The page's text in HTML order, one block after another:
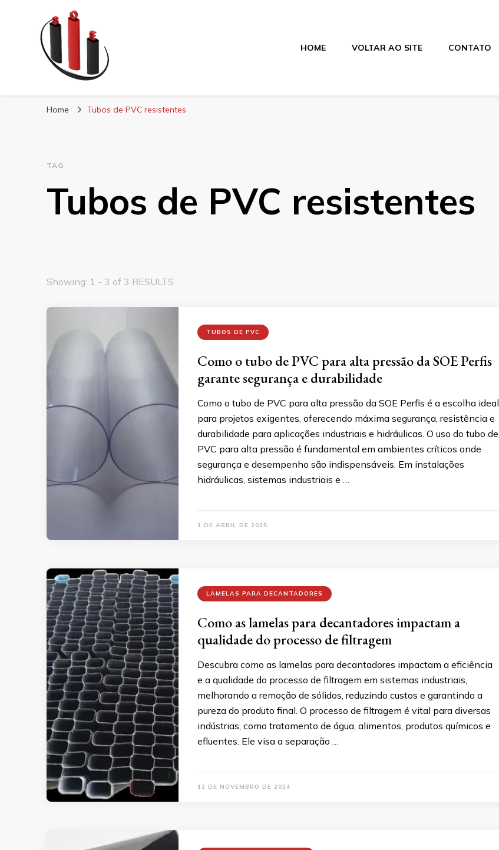
Blog Soe Laminados
HOME VOLTAR AO SITE CONTATO
Home Tubos de PVC resistentes
TAG
Tubos de PVC resistentes
Showing: 1 - 3 of 3 RESULTS
TUBOS DE PVC
Como o tubo de PVC para alta pressão da SOE Perfis
garante segurança e durabilidade
Como o tubo de PVC para alta pressão da SOE Perfis é a escolha ideal
para projetos exigentes, oferecendo máxima segurança, resistência e
durabilidade para aplicações industriais e hidráulicas. O uso do tubo de
PVC para alta pressão é fundamental em ambientes críticos onde
segurança e desempenho são indispensáveis. Em instalações
hidráulicas, sistemas industriais e …
1 DE ABRIL DE 2025
LAMELAS PARA DECANTADORES
Como as lamelas para decantadores impactam a
qualidade do processo de filtragem
Descubra como as lamelas para decantadores impactam a eficiência
e a qualidade do processo de filtragem em sistemas industriais,
melhorando a remoção de sólidos, reduzindo custos e garantindo a
pureza do produto final. O processo de filtragem é vital para diversas
indústrias, como tratamento de água, alimentos, produtos químicos e
efluentes. Ele visa a separação …
12 DE NOVEMBRO DE 2024